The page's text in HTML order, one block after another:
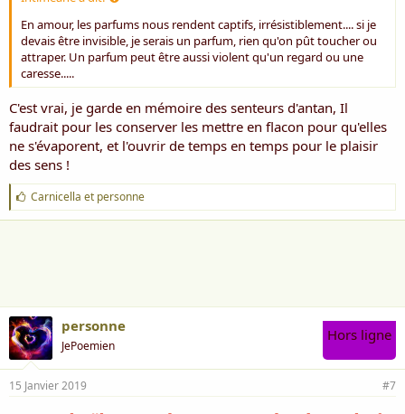
En amour, les parfums nous rendent captifs, irrésistiblement.... si je
devais être invisible, je serais un parfum, rien qu'on pût toucher ou
attraper. Un parfum peut être aussi violent qu'un regard ou une
caresse.....
C'est vrai, je garde en mémoire des senteurs d'antan, Il
faudrait pour les conserver les mettre en flacon pour qu'elles
ne s'évaporent, et l'ouvrir de temps en temps pour le plaisir
des sens !
J
'
a
Carnicella et personne
personne
JePoemien
Hors ligne
15 Janvier 2019 #7